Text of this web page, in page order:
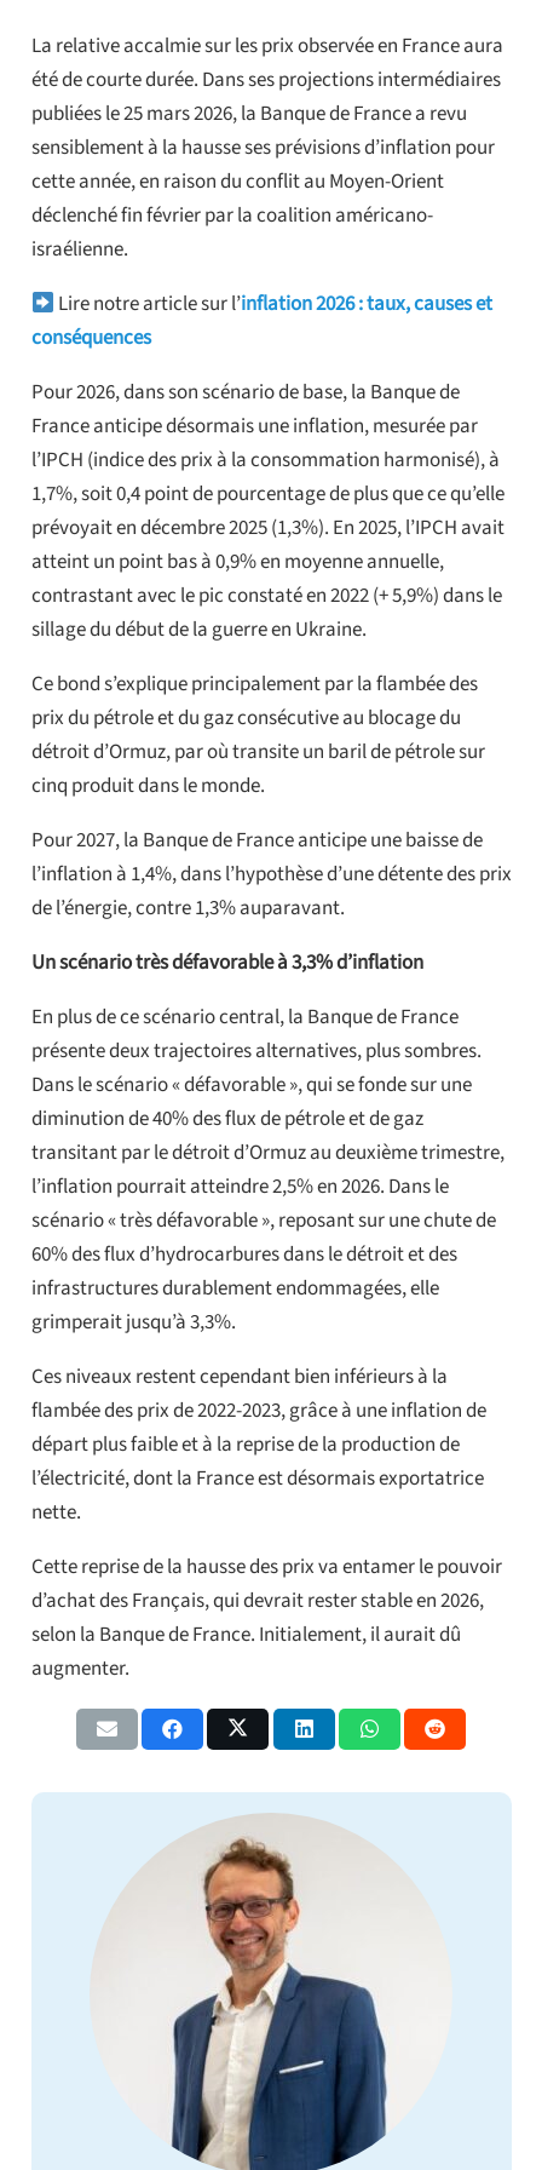
La relative accalmie sur les prix observée en France aura
été de courte durée. Dans ses projections intermédiaires
publiées le 25 mars 2026, la Banque de France a revu
sensiblement à la hausse ses prévisions d’inflation pour
cette année, en raison du conflit au Moyen-Orient
déclenché fin février par la coalition américano-
israélienne.
Lire notre article sur l’inflation 2026 : taux, causes et
conséquences
Pour 2026, dans son scénario de base, la Banque de
France anticipe désormais une inflation, mesurée par
l’IPCH (indice des prix à la consommation harmonisé), à
1,7%, soit 0,4 point de pourcentage de plus que ce qu’elle
prévoyait en décembre 2025 (1,3%). En 2025, l’IPCH avait
atteint un point bas à 0,9% en moyenne annuelle,
contrastant avec le pic constaté en 2022 (+ 5,9%) dans le
sillage du début de la guerre en Ukraine.
Ce bond s’explique principalement par la flambée des
prix du pétrole et du gaz consécutive au blocage du
détroit d’Ormuz, par où transite un baril de pétrole sur
cinq produit dans le monde.
Pour 2027, la Banque de France anticipe une baisse de
l’inflation à 1,4%, dans l’hypothèse d’une détente des prix
de l’énergie, contre 1,3% auparavant.
Un scénario très défavorable à 3,3% d’inflation
En plus de ce scénario central, la Banque de France
présente deux trajectoires alternatives, plus sombres.
Dans le scénario « défavorable », qui se fonde sur une
diminution de 40% des flux de pétrole et de gaz
transitant par le détroit d’Ormuz au deuxième trimestre,
l’inflation pourrait atteindre 2,5% en 2026. Dans le
scénario « très défavorable », reposant sur une chute de
60% des flux d’hydrocarbures dans le détroit et des
infrastructures durablement endommagées, elle
grimperait jusqu’à 3,3%.
Ces niveaux restent cependant bien inférieurs à la
flambée des prix de 2022-2023, grâce à une inflation de
départ plus faible et à la reprise de la production de
l’électricité, dont la France est désormais exportatrice
nette.
Cette reprise de la hausse des prix va entamer le pouvoir
d’achat des Français, qui devrait rester stable en 2026,
selon la Banque de France. Initialement, il aurait dû
augmenter.